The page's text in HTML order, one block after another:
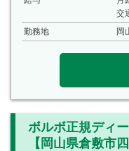
交
勤務地
岡
ボルボ正規ディ
【岡山県倉敷市四